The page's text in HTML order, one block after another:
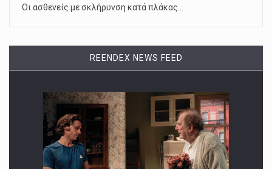
Οι ασθενείς με σκλήρυνση κατά πλάκας…
REENDEX NEWS FEED